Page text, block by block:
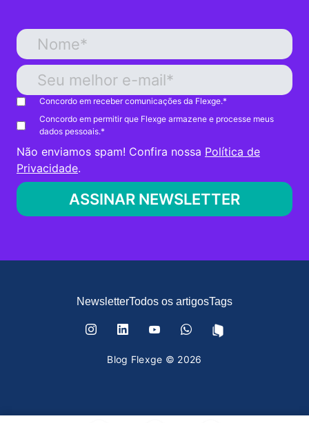
Concordo em receber comunicações da Flexge.*
Concordo em permitir que Flexge armazene e processe meus
dados pessoais.*
Não enviamos spam! Confira nossa Política de
Privacidade.
NewsletterTodos os artigosTags
Blog Flexge © 2026